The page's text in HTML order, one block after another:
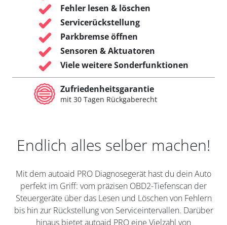
Fehler lesen & löschen
Servicerückstellung
Parkbremse öffnen
Sensoren & Aktuatoren
Viele weitere Sonderfunktionen
Zufriedenheitsgarantie
mit 30 Tagen Rückgaberecht
Endlich alles selber machen!
Mit dem autoaid PRO Diagnosegerät hast du dein Auto
perfekt im Griff: vom präzisen OBD2-Tiefenscan der
Steuergeräte über das Lesen und Löschen von Fehlern
bis hin zur Rückstellung von Serviceintervallen. Darüber
hinaus bietet autoaid PRO eine Vielzahl von